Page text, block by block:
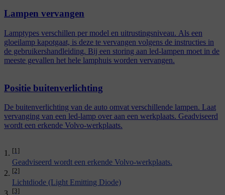
[1]
Geadviseerd wordt een erkende Volvo-werkplaats.
[2]
Lichtdiode (Light Emitting Diode)
[3]
Lampen vervangen
Lamptypes verschillen per model en uitrustingsniveau. Als een
gloeilamp kapotgaat, is deze te vervangen volgens de instructies in
de gebruikershandleiding. Bij een storing aan led-lampen moet in de
meeste gevallen het hele lamphuis worden vervangen.
Positie buitenverlichting
De buitenverlichting van de auto omvat verschillende lampen. Laat
vervanging van een led-lamp over aan een werkplaats. Geadviseerd
wordt een erkende Volvo-werkplaats.